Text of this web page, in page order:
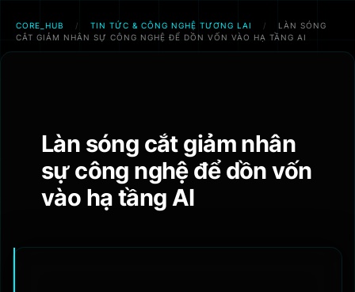
CORE_HUB / TIN TỨC & CÔNG NGHỆ TƯƠNG LAI /
LÀN SÓNG
CẮT GIẢM NHÂN SỰ CÔNG NGHỆ ĐỂ DỒN VỐN VÀO HẠ TẦNG AI
Chuyển
Làn sóng cắt giảm nhân
sự công nghệ để dồn vốn
vào hạ tầng AI